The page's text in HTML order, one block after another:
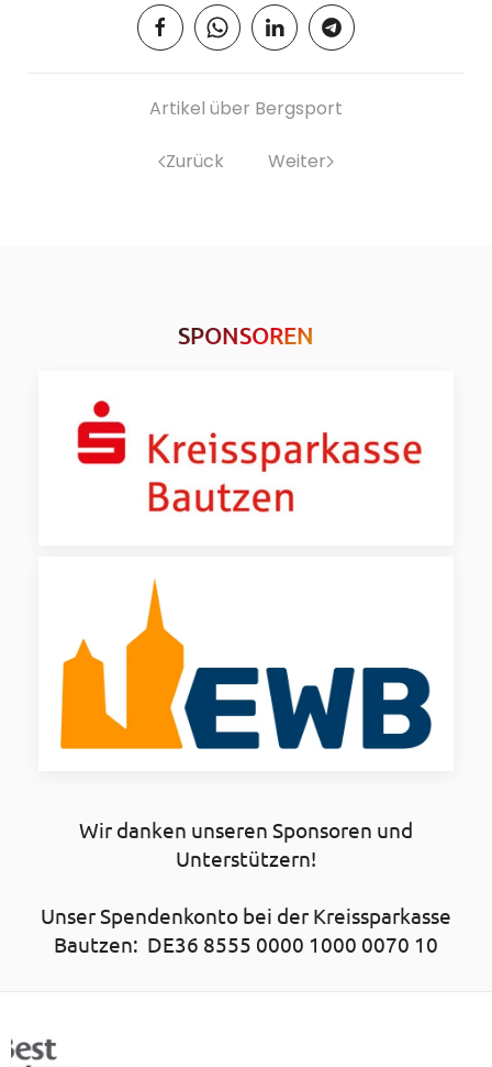
Artikel über Bergsport
Zurück Weiter
SPONSOREN
Wir danken unseren Sponsoren und
Unterstützern!
Unser Spendenkonto bei der Kreissparkasse
Bautzen: DE36 8555 0000 1000 0070 10